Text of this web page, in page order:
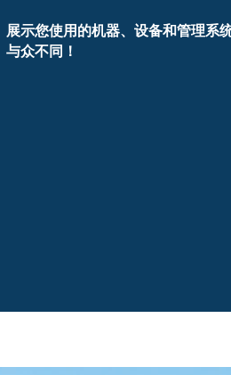
展示您使用的机器、设备和管理系
与众不同！